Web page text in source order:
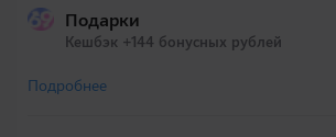
Подарки
Кешбэк +144 бонусных рублей
Подробнее